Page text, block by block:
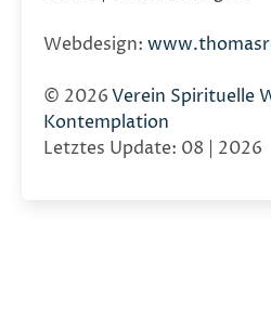
Webdesign:
© 2026Verein Spirituelle
Kontemplation
Letztes Update: 08 | 2026